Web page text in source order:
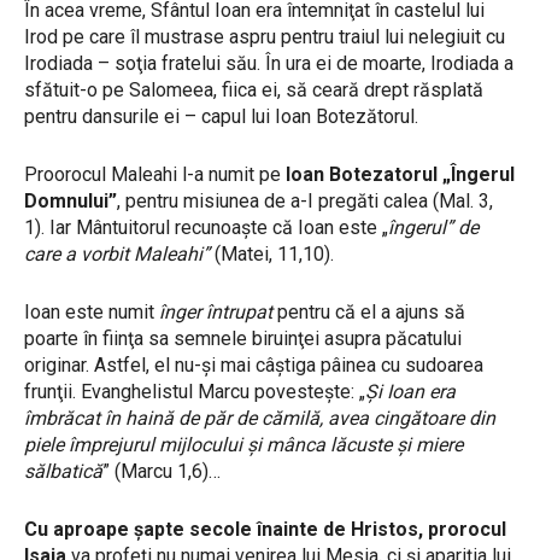
În acea vreme, Sfântul Ioan era întemniţat în castelul lui
Irod pe care îl mustrase aspru pentru traiul lui nelegiuit cu
Irodiada – soţia fratelui său. În ura ei de moarte, Irodiada a
sfătuit-o pe Salomeea, fiica ei, să ceară drept răsplată
pentru dansurile ei – capul lui Ioan Botezătorul.
Proorocul Maleahi l-a numit pe Ioan Botezatorul „Îngerul
Domnului”, pentru misiunea de a-I pregăti calea (Mal. 3,
1). Iar Mântuitorul recunoaşte că Ioan este „îngerul” de
care a vorbit Maleahi”(Matei, 11,10).
Ioan este numit înger întrupatpentru că el a ajuns să
poarte în fiinţa sa semnele biruinţei asupra păcatului
originar. Astfel, el nu-şi mai câştiga pâinea cu sudoarea
frunţii. Evanghelistul Marcu povesteşte: „Şi Ioan era
îmbrăcat în haină de păr de cămilă, avea cingătoare din
piele împrejurul mijlocului şi mânca lăcuste şi miere
sălbatică” (Marcu 1,6)…
Cu aproape șapte secole înainte de Hristos, prorocul